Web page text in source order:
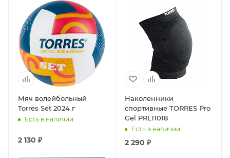
Мяч волейбольный
Torres Set 2024 г
Есть в наличии
2 130 ₽
Наколенники
спортивные TORRES Pro
Gel PRL11018
Есть в наличии
2 290 ₽